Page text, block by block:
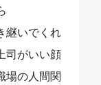
継いでくれ
司がいい顔
場の人間関